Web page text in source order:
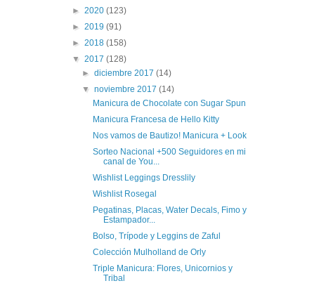
► 2020 (123)
► 2019 (91)
► 2018 (158)
▼ 2017 (128)
►diciembre 2017(14)
▼noviembre 2017(14)
Manicura de Chocolate con Sugar Spun
Manicura Francesa de Hello Kitty
Nos vamos de Bautizo! Manicura + Look
Sorteo Nacional +500 Seguidores en mi
canal de You...
Wishlist Leggings Dresslily
Wishlist Rosegal
Pegatinas, Placas, Water Decals, Fimo y
Estampador...
Bolso, Trípode y Leggins de Zaful
Colección Mulholland de Orly
Triple Manicura: Flores, Unicornios y
Tribal